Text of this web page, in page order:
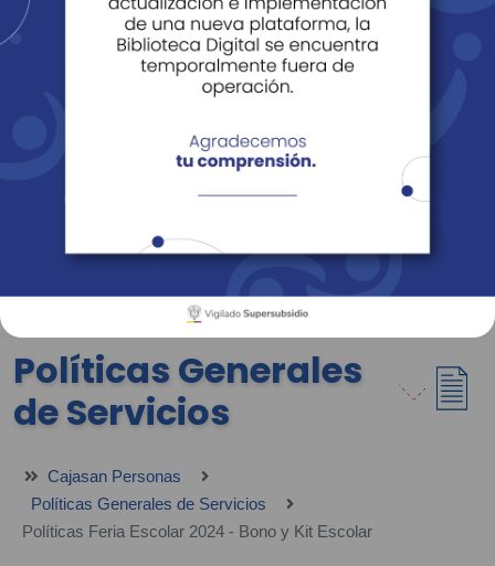
Revista Fácil Vivir
Sedes Directorio Servicios En Línea
Políticas Generales
de Servicios
Cajasan Personas
Políticas Generales de Servicios
Políticas Feria Escolar 2024 - Bono y Kit Escolar